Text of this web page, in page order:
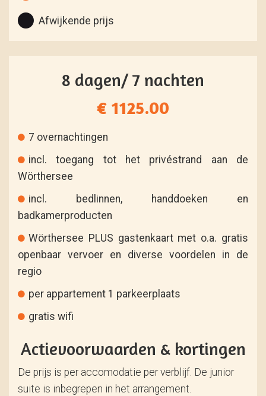
Afwijkende prijs
8 dagen/ 7 nachten
€ 1125.00
7 overnachtingen
incl. toegang tot het privéstrand aan de
Wörthersee
incl. bedlinnen, handdoeken en
badkamerproducten
Wörthersee PLUS gastenkaart met o.a. gratis
openbaar vervoer en diverse voordelen in de
regio
per appartement 1 parkeerplaats
gratis wifi
Actievoorwaarden & kortingen
De prijs is per accomodatie per verblijf. De junior
suite is inbegrepen in het arrangement.